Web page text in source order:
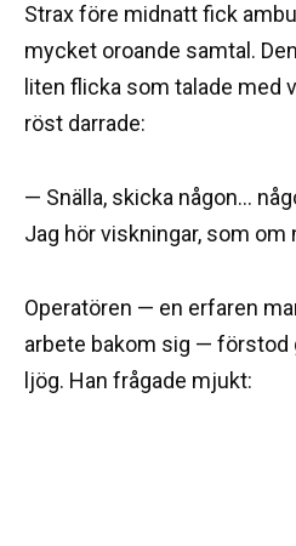
Strax före midnatt fick
mycket oroande samtal.
liten flicka som talade med
röst darrade:
— Snälla, skicka någon…
Jag hör viskningar, som om
Operatören — en erfaren
arbete bakom sig — förstod
ljög. Han frågade mjukt: